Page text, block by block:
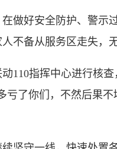
好安全防护、警示
不备从服务区走失，
指挥中心进行核查
了你们，不然后果